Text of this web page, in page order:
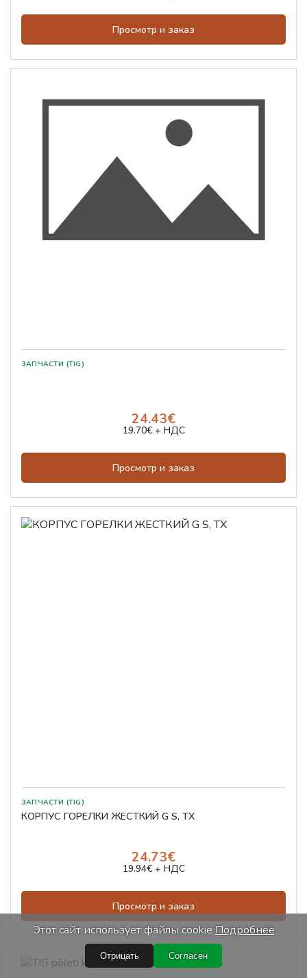
Просмотр и заказ
ЗАПЧАСТИ (TIG)
24.43€
19.70€ + НДС
Просмотр и заказ
ЗАПЧАСТИ (TIG)
КОРПУС ГОРЕЛКИ ЖЕСТКИЙ G S, TX
24.73€
19.94€ + НДС
Просмотр и заказ
Этот сайт использует файлы cookieПодробнее
Отрицать Согласен